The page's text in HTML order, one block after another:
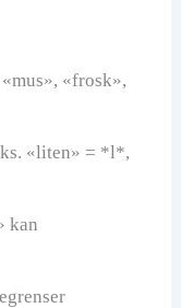
«frosk»,
«liten» = *l*,
kan